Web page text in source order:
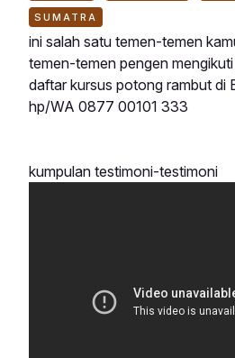
SUMATRA
ini salah satu temen-temen
temen-temen pengen
daftar kursus potong rambut di
hp/WA 0877 00101 333
kumpulan testimoni-testimoni